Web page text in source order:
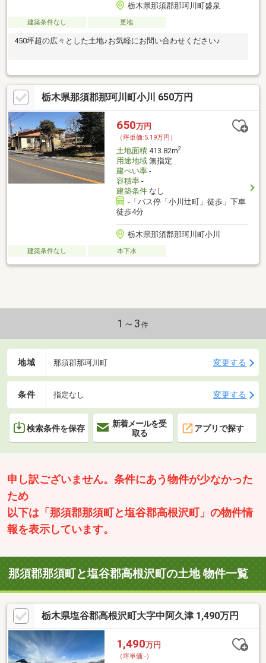
栃木県那須郡那珂川町盛泉
建築条件なし 更地
450坪超の広々とした土地♪お気軽にお問い合わせください♪
栃木県那須郡那珂川町小川 650万円
650万円
（坪単価:5.19万円）
土地面積413.82m2
用途地域無指定
建ぺい率-
容積率-
建築条件なし
-「バス停「小川辻町」徒歩」下車
徒歩4分
栃木県那須郡那珂川町小川
建築条件なし 本下水
1～3 件
地域 那須郡那珂川町 変更する
条件 指定なし 変更する
検索条件を保存
新着メールを受
取る
アプリで探す
申し訳ございません。条件にあう物件が少なかった
ため
以下は「那須郡那須町と塩谷郡高根沢町」の物件情
報を表示しています。
那須郡那須町と塩谷郡高根沢町の土地 物件一覧
栃木県塩谷郡高根沢町大字中阿久津 1,490万円
1,490万円
（坪単価:-）